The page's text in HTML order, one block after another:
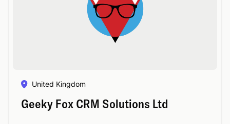
United Kingdom
Geeky Fox CRM Solutions Ltd